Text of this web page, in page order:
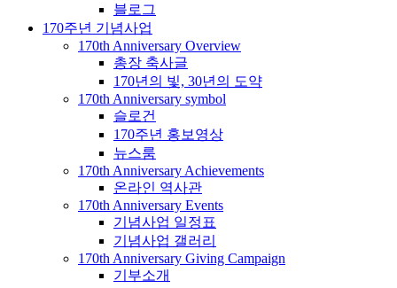
블로그
170주년 기념사업
170th Anniversary Overview
총장 축사글
170년의 빛, 30년의 도약
170th Anniversary symbol
슬로건
170주년 홍보영상
뉴스룸
170th Anniversary Achievements
온라인 역사관
170th Anniversary Events
기념사업 일정표
기념사업 갤러리
170th Anniversary Giving Campaign
기부소개